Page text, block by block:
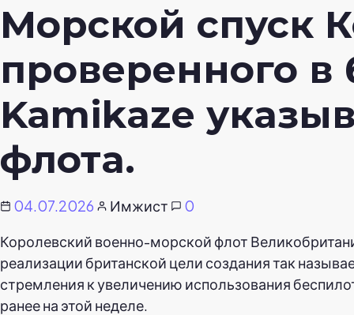
Морской спуск
проверенного в
Kamikaze
флота.
04.07.2026 Имжист
0
Королевский военно-морской флот
реализации британской цели создания так
стремления к увеличению использования
ранее на этой неделе.